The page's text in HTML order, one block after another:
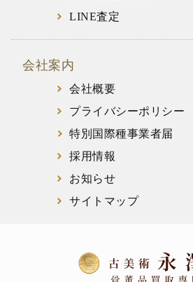
LINE査定
会社案内
会社概要
プライバシーポリシー
特別国際種事業者届
採用情報
お知らせ
サイトマップ